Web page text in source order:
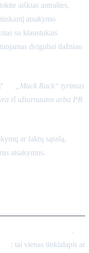
aiškias antraštes,
atsakymo
su klaustukais
dvigubai dažniau
„Muck Rack“ tyrimas
iš užtarnautos arba PR
ar faktų sąrašą,
atsakymus.
.
: tai vienas tinklalapis ar